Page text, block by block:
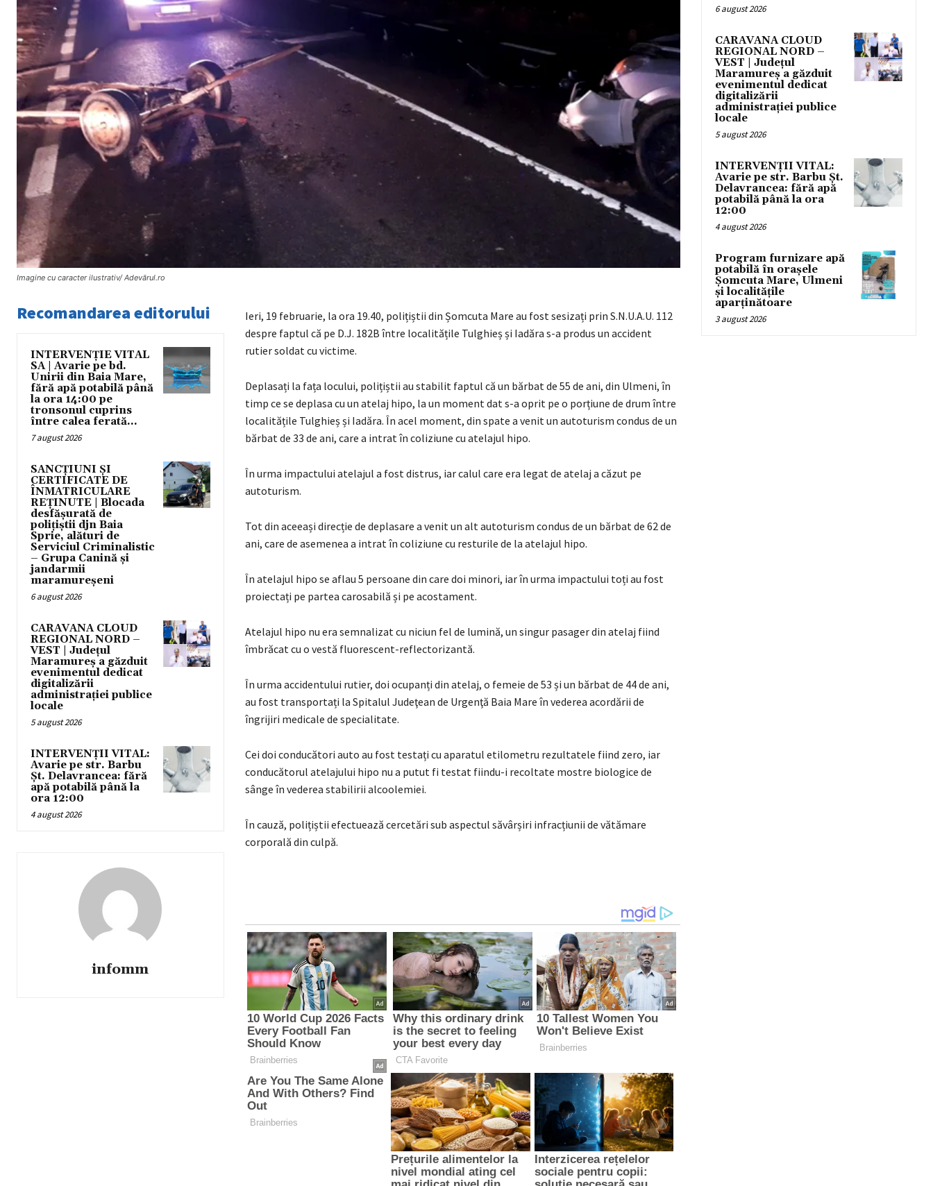
Imagine cu caracter ilustrativ/ Adevărul.ro
Recomandarea editorului
INTERVENȚIE VITAL
SA | Avarie pe bd.
Unirii din Baia Mare,
fără apă potabilă până
la ora 14:00 pe
tronsonul cuprins
între calea ferată...
7 august 2026
SANCȚIUNI ȘI
CERTIFICATE DE
ÎNMATRICULARE
REȚINUTE | Blocada
desfășurată de
polițiștii djn Baia
Sprie, alături de
Serviciul Criminalistic
– Grupa Canină și
jandarmii
maramureșeni
6 august 2026
CARAVANA CLOUD
REGIONAL NORD –
VEST | Județul
Maramureș a găzduit
evenimentul dedicat
digitalizării
administrației publice
locale
5 august 2026
INTERVENȚII VITAL:
Avarie pe str. Barbu
Șt. Delavrancea: fără
apă potabilă până la
ora 12:00
4 august 2026
infomm
Ieri, 19 februarie, la ora 19.40, polițiștii din Șomcuta Mare au fost sesizați prin S.N.U.A.U. 112
despre faptul că pe D.J. 182B între localitățile Tulghieș și Iadăra s-a produs un accident
rutier soldat cu victime.
Deplasați la fața locului, polițiștii au stabilit faptul că un bărbat de 55 de ani, din Ulmeni, în
timp ce se deplasa cu un atelaj hipo, la un moment dat s-a oprit pe o porțiune de drum între
localitățile Tulghieș și Iadăra. În acel moment, din spate a venit un autoturism condus de un
bărbat de 33 de ani, care a intrat în coliziune cu atelajul hipo.
În urma impactului atelajul a fost distrus, iar calul care era legat de atelaj a căzut pe
autoturism.
Tot din aceeași direcție de deplasare a venit un alt autoturism condus de un bărbat de 62 de
ani, care de asemenea a intrat în coliziune cu resturile de la atelajul hipo.
În atelajul hipo se aflau 5 persoane din care doi minori, iar în urma impactului toți au fost
proiectați pe partea carosabilă și pe acostament.
Atelajul hipo nu era semnalizat cu niciun fel de lumină, un singur pasager din atelaj fiind
îmbrăcat cu o vestă fluorescent-reflectorizantă.
În urma accidentului rutier, doi ocupanți din atelaj, o femeie de 53 și un bărbat de 44 de ani,
au fost transportați la Spitalul Judeţean de Urgenţă Baia Mare în vederea acordării de
îngrijiri medicale de specialitate.
Cei doi conducători auto au fost testați cu aparatul etilometru rezultatele fiind zero, iar
conducătorul atelajului hipo nu a putut fi testat fiindu-i recoltate mostre biologice de
sânge în vederea stabilirii alcoolemiei.
În cauză, polițiștii efectuează cercetări sub aspectul săvârșiri infracțiunii de vătămare
corporală din culpă.
6 august 2026
CARAVANA CLOUD
REGIONAL NORD –
VEST | Județul
Maramureș a găzduit
evenimentul dedicat
digitalizării
administrației publice
locale
5 august 2026
INTERVENȚII VITAL:
Avarie pe str. Barbu Șt.
Delavrancea: fără apă
potabilă până la ora
12:00
4 august 2026
Program furnizare apă
potabilă în orașele
Șomcuta Mare, Ulmeni
și localitățile
aparținătoare
3 august 2026